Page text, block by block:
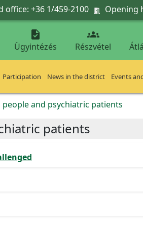
office: +36 1/459-2100  Opening

Ügyintézés

Részvétel
Participation News in the district Events
people and psychiatric patients
patients